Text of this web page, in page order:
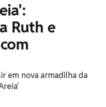
Ruth e
em nova armadilha da